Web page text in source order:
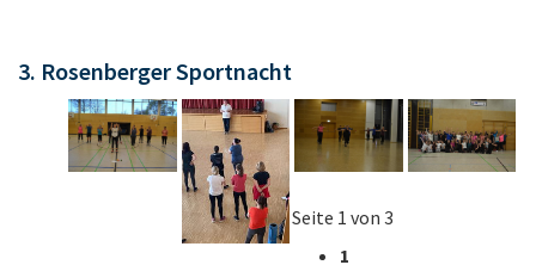
3. Rosenberger Sportnacht
Seite 1 von 3
1